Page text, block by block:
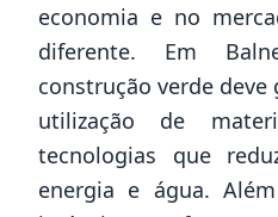
economia e no
diferente. Em
construção verde deve
utilização de
tecnologias que
energia e água.